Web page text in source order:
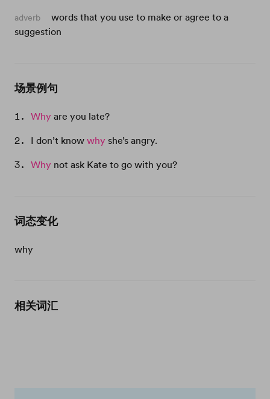
adverb
words that you use to make or agree to a
suggestion
场景例句
Why are you late?
I don’t knowwhy she’s angry.
Why not ask Kate to go with you?
词态变化
why
相关词汇